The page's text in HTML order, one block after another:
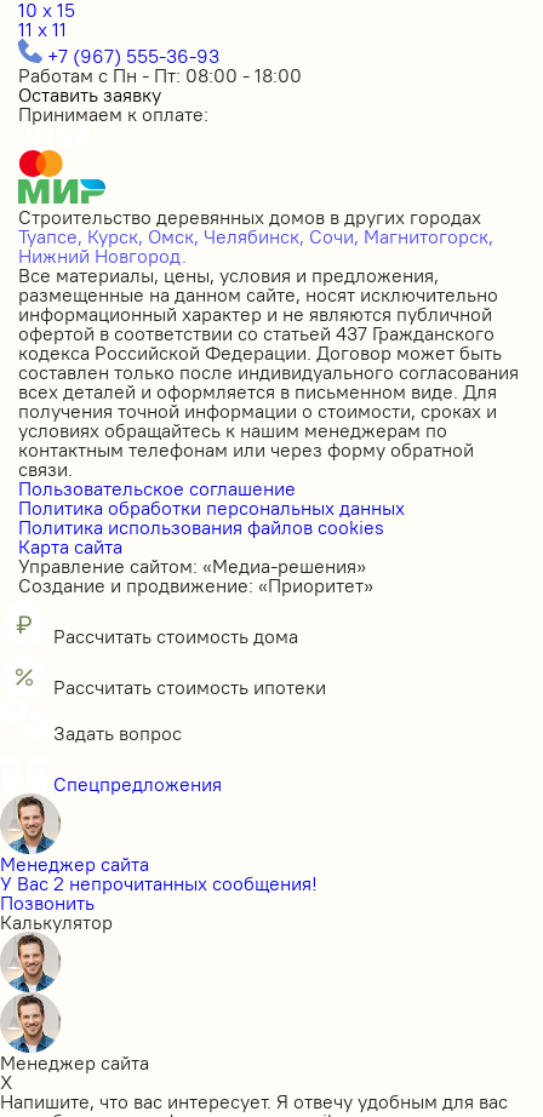
10 x 15
11 x 11
+7 (967) 555-36-93
Работам с Пн - Пт: 08:00 - 18:00
Оставить заявку
Принимаем к оплате:
Строительство деревянных домов в других городах
Туапсе, Курск, Омск, Челябинск, Сочи, Магнитогорск,
Нижний Новгород.
Все материалы, цены, условия и предложения,
размещенные на данном сайте, носят исключительно
информационный характер и не являются публичной
офертой в соответствии со статьей 437 Гражданского
кодекса Российской Федерации. Договор может быть
составлен только после индивидуального согласования
всех деталей и оформляется в письменном виде. Для
получения точной информации о стоимости, сроках и
условиях обращайтесь к нашим менеджерам по
контактным телефонам или через форму обратной
связи.
Пользовательское соглашение
Политика обработки персональных данных
Политика использования файлов cookies
Карта сайта
Управление сайтом: «Медиа-решения»
Создание и продвижение: «Приоритет»
Рассчитать стоимость дома
Рассчитать стоимость ипотеки
Задать вопрос
Спецпредложения
Менеджер сайта
У Вас 2 непрочитанных сообщения!
Позвонить
Калькулятор
Менеджер сайта
X
Напишите, что вас интересует. Я отвечу удобным для вас